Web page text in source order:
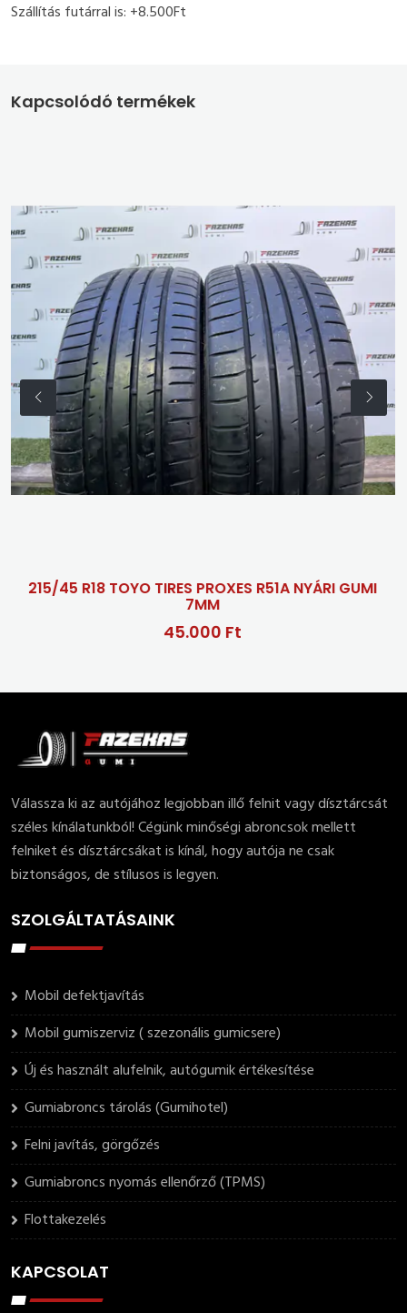
Szállítás futárral is: +8.500Ft
Kapcsolódó termékek
R18 TOYO TIRES PROXES R51A NYÁRI GUMI
45.000 Ft
Válassza ki az autójához legjobban illő felnit vagy dísztárcsát
széles kínálatunkból! Cégünk minőségi abroncsok mellett
felniket és dísztárcsákat is kínál, hogy autója ne csak
biztonságos, de stílusos is legyen.
SZOLGÁLTATÁSAINK
Mobil defektjavítás
Mobil gumiszerviz ( szezonális gumicsere)
Új és használt alufelnik, autógumik értékesítése
Gumiabroncs tárolás (Gumihotel)
Felni javítás, görgőzés
Gumiabroncs nyomás ellenőrző (TPMS)
Flottakezelés
KAPCSOLAT